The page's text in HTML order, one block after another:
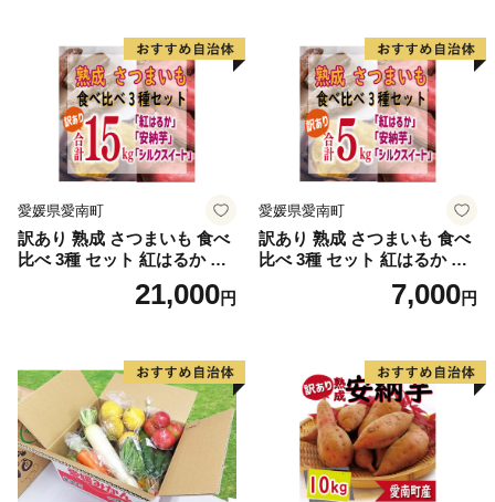
愛媛県愛南町
訳あり 熟成 さつまいも 食べ
比べ 3種 セット 紅はるか 安
納芋 シルクスイート 合計 15
kg サイズ混合 サツマイモ 焼
芋 ほしいも スイートポテト
いも天 サイズミックス 甘い
ねっとり 生芋 新芋 あんのう
いも 甘藷 べにはるか スイー
ツ 国産 糖度 産地直送 農家直
送 数量限定 21000円 愛媛 愛
南 ミッチーのおみかん畑
21,000円
愛媛県愛南町
訳あり 熟成 さつまいも 食べ
比べ 3種 セット 紅はるか 安
納芋 シルクスイート 合計 5k
g サイズ混合 サツマイモ 焼
芋 ほしいも スイートポテト
いも天 サイズミックス 甘い
ねっとり 生芋 新芋 あんのう
いも 甘藷 べにはるか スイー
ツ 国産 糖度 産地直送 農家直
送 数量限定 7000円 愛媛県 愛
南町 ミッチーのおみかん畑
7,000円